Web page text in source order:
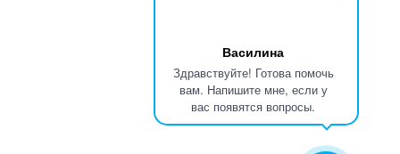
Василина
Здравствуйте! Готова помочь
вам. Напишите мне, если у
вас появятся вопросы.